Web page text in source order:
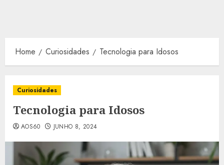
Home Curiosidades Tecnologia para Idosos
Curiosidades
Tecnologia para Idosos
AOS60 JUNHO 8, 2024